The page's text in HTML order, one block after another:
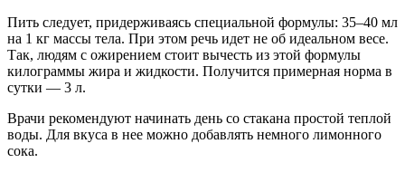
Пить следует, придерживаясь специальной формулы: 35–40 мл
на 1 кг массы тела. При этом речь идет не об идеальном весе.
Так, людям с ожирением стоит вычесть из этой формулы
килограммы жира и жидкости. Получится примерная норма в
сутки — 3 л.
Врачи рекомендуют начинать день со стакана простой теплой
воды. Для вкуса в нее можно добавлять немного лимонного
сока.